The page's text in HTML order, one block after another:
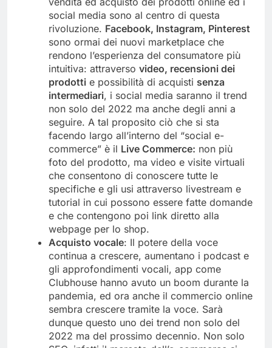
social media sono al centro di questa
rivoluzione. Facebook, Instagram, Pinterest
sono ormai dei nuovi marketplace che
rendono l’esperienza del consumatore più
intuitiva: attraverso video, recensioni dei
prodotti e possibilità di acquisti senza
intermediari, i social media saranno il trend
non solo del 2022 ma anche degli anni a
seguire. A tal proposito ciò che si sta
facendo largo all’interno del “social e-
commerce” è il Live Commerce: non più
foto del prodotto, ma video e visite virtuali
che consentono di conoscere tutte le
specifiche e gli usi attraverso livestream e
tutorial in cui possono essere fatte domande
e che contengono poi link diretto alla
webpage per lo shop.
Acquisto vocale: Il potere della voce
continua a crescere, aumentano i podcast e
gli approfondimenti vocali, app come
Clubhouse hanno avuto un boom durante la
pandemia, ed ora anche il commercio online
sembra crescere tramite la voce. Sarà
dunque questo uno dei trend non solo del
2022 ma del prossimo decennio. Non solo